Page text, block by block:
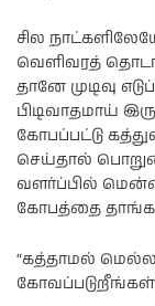
சில
வெளிவரத்
தானே முடிவு
பிடிவாதமாய்
கோபப்பட்டு
செய்தால்
வளர்ப்பில்
கோபத்தை தாங்க
“கத்தாமல்